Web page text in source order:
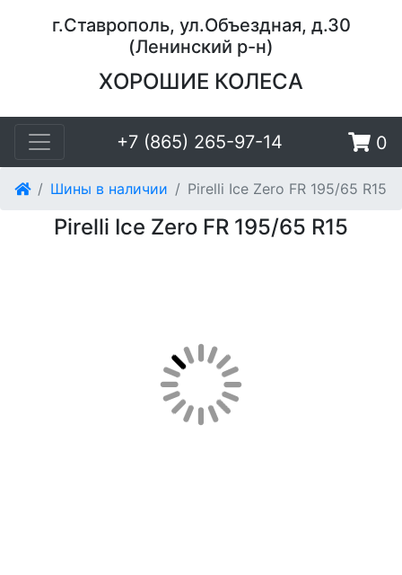
г.Ставрополь, ул.Объездная, д.30
(Ленинский р-н)
ХОРОШИЕ КОЛЕСА
+7 (865) 265-97-14 0
Шины в наличии Pirelli Ice Zero FR 195/65 R15
Pirelli Ice Zero FR 195/65 R15